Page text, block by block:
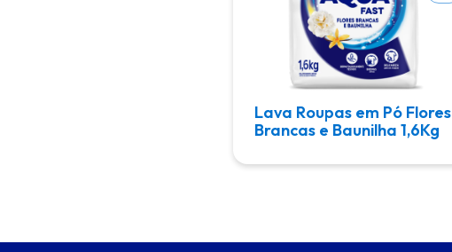
Lava Roupas em Pó Flores
Brancas e Baunilha 1,6Kg